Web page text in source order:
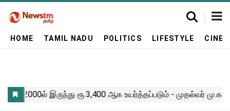
HOME TAMIL NADU POLITICS LIFESTYLE